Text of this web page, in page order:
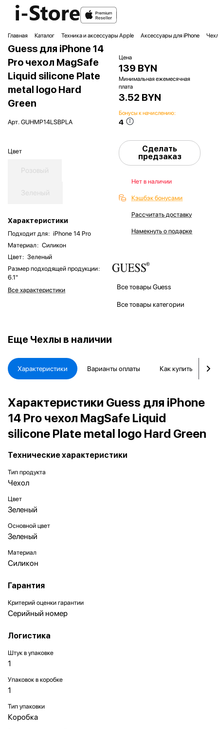
Главная Каталог Техника и аксессуары Apple Аксессуары для iPhone
Guess для iPhone 14
Pro чехол MagSafe
Liquid silicone Plate
metal logo Hard
Green
Арт. GUHMP14LSBPLA
Цвет
Розовый
Зеленый
Характеристики
Подходит для: iPhone 14 Pro
Материал : Силикон
Цвет: Зеленый
Размер подходящей продукции:
6.1"
Все характеристики
Цена
139 BYN
Минимальная ежемесячная
плата
3.52 BYN
Бонусы к начислению:
4
Сделать
предзаказ
Нет в наличии
Кэшбэк бонусами
Рассчитать доставку
Намекнуть о подарке
Все товары Guess
Все товары категории
Еще Чехлы в наличии
Характеристики Варианты оплаты Как купить
Характеристики Guess для iPhone
14 Pro чехол MagSafe Liquid
silicone Plate metal logo Hard Green
Технические характеристики
Тип продукта
Чехол
Цвет
Зеленый
Основной цвет
Зеленый
Материал
Силикон
Гарантия
Критерий оценки гарантии
Серийный номер
Логистика
Штук в упаковке
1
Упаковок в коробке
1
Тип упаковки
Коробка